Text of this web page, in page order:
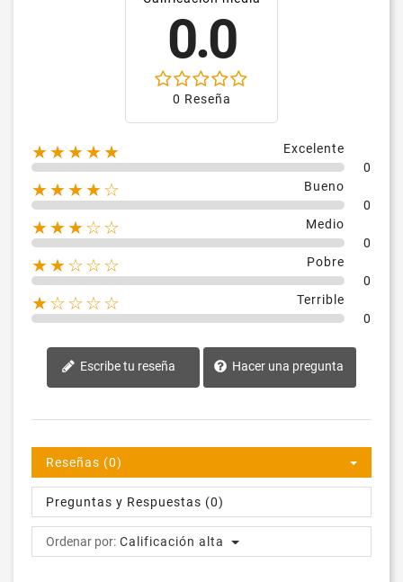
0.0
0 Reseña
★★★★★
Excelente
0
★★★★☆
Bueno
0
★★★☆☆
Medio
0
★★☆☆☆
Pobre
0
★☆☆☆☆
Terrible
0
Escribe tu reseña Hacer una pregunta
Reseñas (0)
Preguntas y Respuestas (0)
Ordenar por: Calificación alta